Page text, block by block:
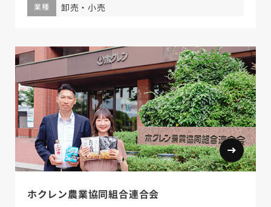
業種 卸売・小売
ホクレン農業協同組合連合会